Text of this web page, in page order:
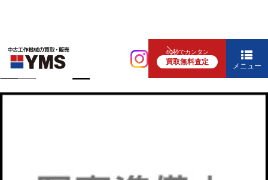
40秒でカンタン
買取無料査定 メニュー
中ぐり・ボール盤
直立ﾎﾞｰﾙ盤